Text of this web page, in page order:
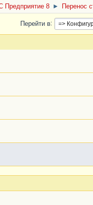
Предприятие 8 ► Перенос
Перейти в